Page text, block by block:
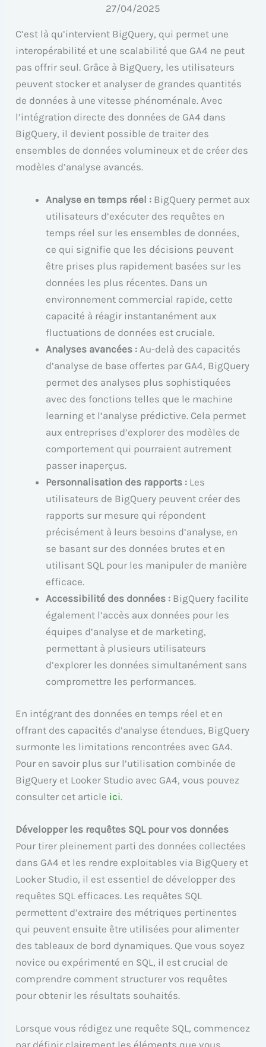
27/04/2025
C’est là qu’intervient BigQuery, qui permet une
interopérabilité et une scalabilité que GA4 ne peut
pas offrir seul. Grâce à BigQuery, les utilisateurs
peuvent stocker et analyser de grandes quantités
de données à une vitesse phénoménale. Avec
l’intégration directe des données de GA4 dans
BigQuery, il devient possible de traiter des
ensembles de données volumineux et de créer des
modèles d’analyse avancés.
Analyse en temps réel : BigQuery permet aux
utilisateurs d’exécuter des requêtes en
temps réel sur les ensembles de données,
ce qui signifie que les décisions peuvent
être prises plus rapidement basées sur les
données les plus récentes. Dans un
environnement commercial rapide, cette
capacité à réagir instantanément aux
fluctuations de données est cruciale.
Analyses avancées : Au-delà des capacités
d’analyse de base offertes par GA4, BigQuery
permet des analyses plus sophistiquées
avec des fonctions telles que le machine
learning et l’analyse prédictive. Cela permet
aux entreprises d’explorer des modèles de
comportement qui pourraient autrement
passer inaperçus.
Personnalisation des rapports : Les
utilisateurs de BigQuery peuvent créer des
rapports sur mesure qui répondent
précisément à leurs besoins d’analyse, en
se basant sur des données brutes et en
utilisant SQL pour les manipuler de manière
efficace.
Accessibilité des données : BigQuery facilite
également l’accès aux données pour les
équipes d’analyse et de marketing,
permettant à plusieurs utilisateurs
d’explorer les données simultanément sans
compromettre les performances.
En intégrant des données en temps réel et en
offrant des capacités d’analyse étendues, BigQuery
surmonte les limitations rencontrées avec GA4.
Pour en savoir plus sur l’utilisation combinée de
BigQuery et Looker Studio avec GA4, vous pouvez
consulter cet article ici.
Développer les requêtes SQL pour vos données
Pour tirer pleinement parti des données collectées
dans GA4 et les rendre exploitables via BigQuery et
Looker Studio, il est essentiel de développer des
requêtes SQL efficaces. Les requêtes SQL
permettent d’extraire des métriques pertinentes
qui peuvent ensuite être utilisées pour alimenter
des tableaux de bord dynamiques. Que vous soyez
novice ou expérimenté en SQL, il est crucial de
comprendre comment structurer vos requêtes
pour obtenir les résultats souhaités.
Lorsque vous rédigez une requête SQL, commencez